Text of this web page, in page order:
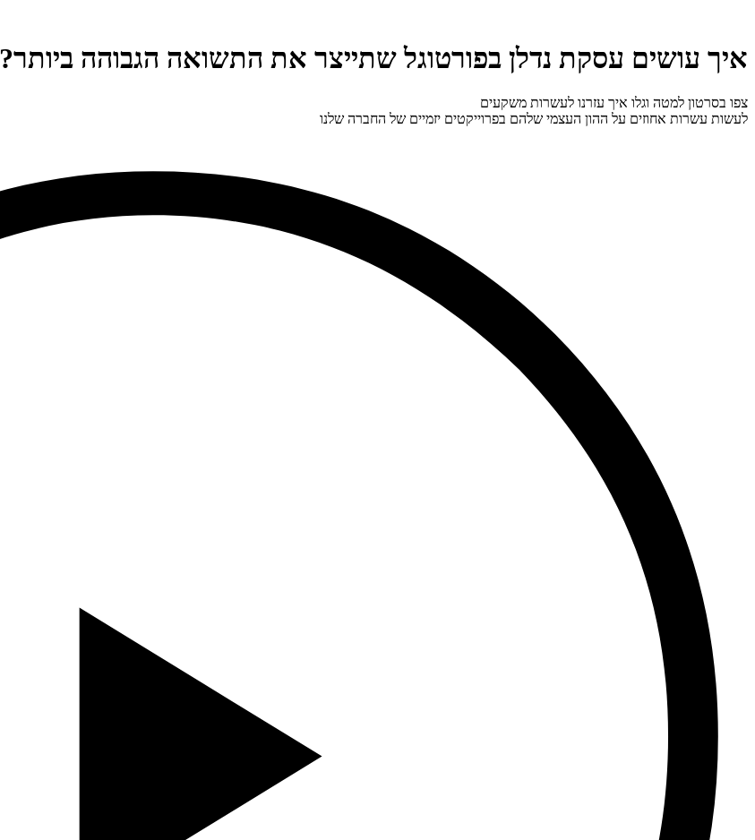
איך עושים עסקת נדלן בפורטוגל שתייצר את התשואה הגבוהה ביותר?
צפו בסרטון למטה וגלו איך עזרנו לעשרות משקעים
לעשות עשרות אחוזים על ההון העצמי שלהם בפרוייקטים יזמיים של החברה שלנו